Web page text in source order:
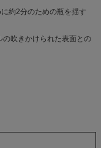
約2分のための瓶を揺す
吹きかけられた表面との